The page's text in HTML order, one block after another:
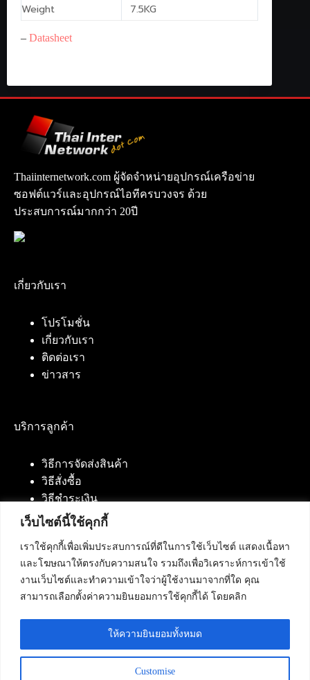
เว็บไซต์นี้ใช้คุกกี้
เราใช้คุกกี้เพื่อเพิ่มประสบการณ์ที่ดีในการใช้เว็บไซต์ แสดงเนื้อหา
และโฆษณาให้ตรงกับความสนใจ รวมถึงเพื่อวิเคราะห์การเข้าใช้
งานเว็บไซต์และทำความเข้าใจว่าผู้ใช้งานมาจากที่ใด คุณ
สามารถเลือกตั้งค่าความยินยอมการใช้คุกกี้ได้ โดยคลิก
Customise
ให้ความยินยอมทั้งหมด
Weight
7.5KG
– Datasheet
Thaiinternetwork.com ผู้จัดจำหน่ายอุปกรณ์เครือข่าย
ซอฟต์แวร์และอุปกรณ์ไอทีครบวงจร ด้วย
ประสบการณ์มากกว่า 20ปี
เกี่ยวกับเรา
โปรโมชั่น
เกี่ยวกับเรา
ติดต่อเรา
ข่าวสาร
บริการลูกค้า
วิธีการจัดส่งสินค้า
วิธีสั่งซื้อ
วิธีชำระเงิน
ติดต่อเรา
บริษัท เน็ทฟิวชั่น คอมมิวนิเคชั่น จำกัด 420/94 ถนน
นัมเบอร์วัน-ราม 2 แขวงดอกไม้, เขตประเวศ
กรุงเทพมหานคร 10250
โทรศัพท์ :084-553-4055,086-309-5259,